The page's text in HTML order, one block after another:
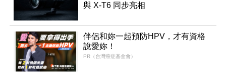
與 X-T6 同步亮相
伴侶和妳一起預防HPV，才有資格
說愛妳！
PR（台灣癌症基金會）